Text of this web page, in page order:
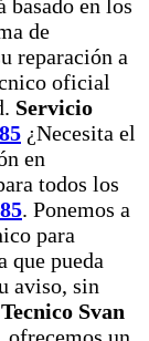
basado en los
de
reparación a
oficial
Servicio
¿Necesita el
en
todos los
. Ponemos a
para
que pueda
aviso, sin
Svan